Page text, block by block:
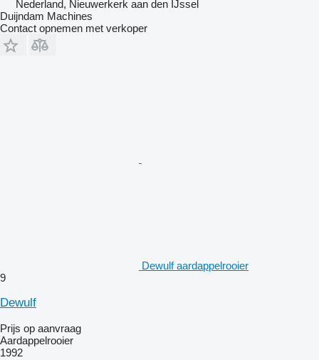
Nederland, Nieuwerkerk aan den IJssel
Duijndam Machines
Contact opnemen met verkoper
Dewulf aardappelrooier
9
Dewulf
Prijs op aanvraag
Aardappelrooier
1992